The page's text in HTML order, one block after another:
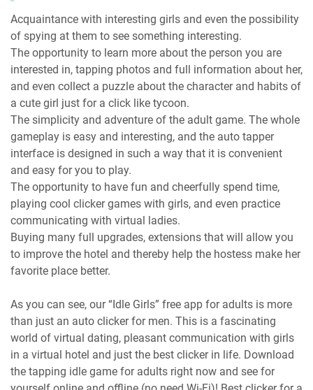
Acquaintance with interesting girls and even the possibility
of spying at them to see something interesting.
The opportunity to learn more about the person you are
interested in, tapping photos and full information about her,
and even collect a puzzle about the character and habits of
a cute girl just for a click like tycoon.
The simplicity and adventure of the adult game. The whole
gameplay is easy and interesting, and the auto tapper
interface is designed in such a way that it is convenient
and easy for you to play.
The opportunity to have fun and cheerfully spend time,
playing cool clicker games with girls, and even practice
communicating with virtual ladies.
Buying many full upgrades, extensions that will allow you
to improve the hotel and thereby help the hostess make her
favorite place better.
As you can see, our “Idle Girls” free app for adults is more
than just an auto clicker for men. This is a fascinating
world of virtual dating, pleasant communication with girls
in a virtual hotel and just the best clicker in life. Download
the tapping idle game for adults right now and see for